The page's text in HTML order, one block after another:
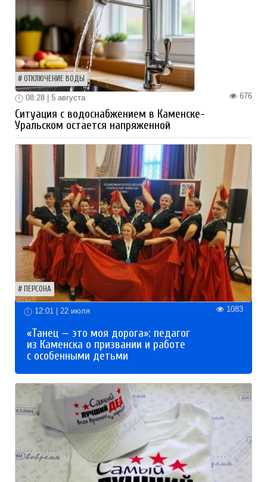
ОТКЛЮЧЕНИЕ ВОДЫ
676
08:28 | 5 августа
Ситуация с водоснабжением в Каменске-
Уральском остается напряженной
ПЕРСОНА
12:01 | 22 июля 1083
«Танец — это моя дорога»: педагог
из Каменска о призвании и работе
с особенными детьми